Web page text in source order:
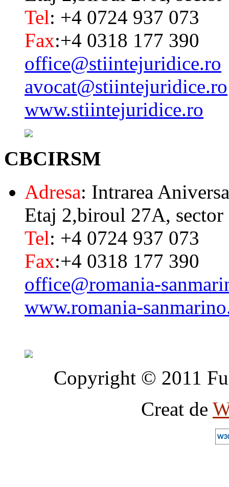
Tel: +4 0724 937 073
Fax:+4 0318 177 390
office@stiintejuridice.ro
avocat@stiintejuridice.ro
www.stiintejuridice.ro
CBCIRSM
Adresa: Intrarea
Etaj 2,biroul 27A, sector
Tel: +4 0724 937 073
Fax:+4 0318 177 390
office@romania-
www.romania-
Copyright © 2011
Creat de